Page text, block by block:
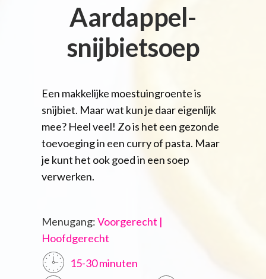
Aardappel-
snijbietsoep
Een makkelijke moestuingroente is
snijbiet. Maar wat kun je daar eigenlijk
mee? Heel veel! Zo is het een gezonde
toevoeging in een curry of pasta. Maar
je kunt het ook goed in een soep
verwerken.
Menugang:Voorgerecht |
Hoofdgerecht
15-30 minuten